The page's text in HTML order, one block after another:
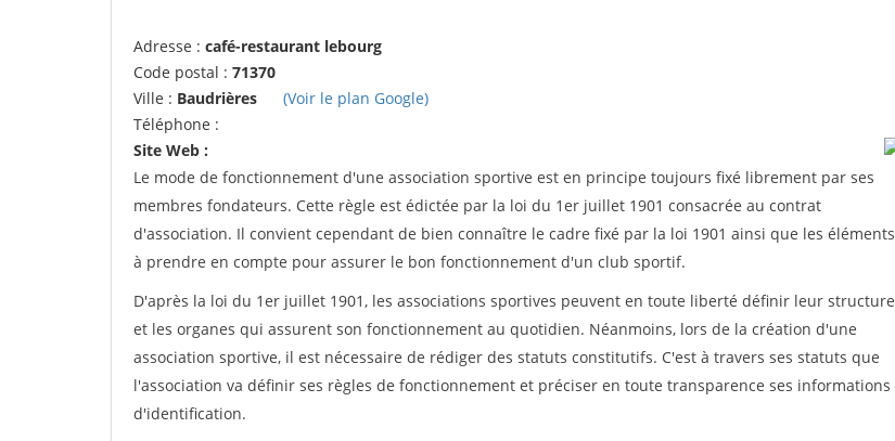
Adresse : café-restaurant lebourg
Code postal : 71370
Ville : Baudrières
(Voir le plan Google)
Téléphone :
Site Web :
Le mode de fonctionnement d'une association sportive est en principe toujours fixé librement par ses
membres fondateurs. Cette règle est édictée par la loi du 1er juillet 1901 consacrée au contrat
d'association. Il convient cependant de bien connaître le cadre fixé par la loi 1901 ainsi que les éléments
à prendre en compte pour assurer le bon fonctionnement d'un club sportif.
D'après la loi du 1er juillet 1901, les associations sportives peuvent en toute liberté définir leur structure
et les organes qui assurent son fonctionnement au quotidien. Néanmoins, lors de la création d'une
association sportive, il est nécessaire de rédiger des statuts constitutifs. C'est à travers ses statuts que
l'association va définir ses règles de fonctionnement et préciser en toute transparence ses informations
d'identification.